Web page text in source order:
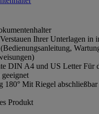
Ihrer Unterlagen in
DIN A4 und US Letter Für
180° Mit Riegel abschließbar
Produkt